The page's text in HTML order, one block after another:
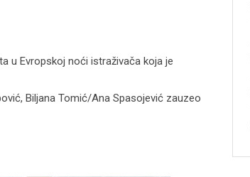
u Evropskoj noći istraživača koja je
Biljana Tomić/Ana Spasojević zauzeo